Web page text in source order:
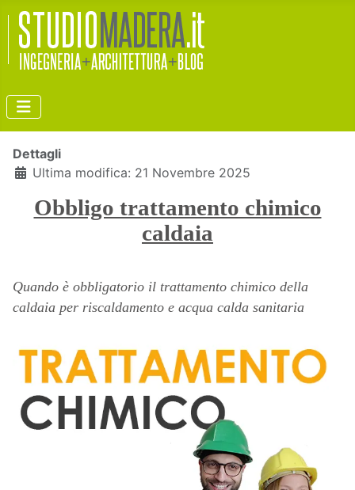
Dettagli
Ultima modifica: 21 Novembre 2025
Obbligo trattamento chimico
caldaia
Quando è obbligatorio il trattamento chimico della
caldaia per riscaldamento e acqua calda sanitaria